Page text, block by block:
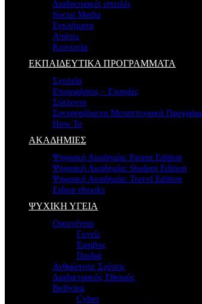
Διαδικτυακές απειλές
Social Media
Εγκλήματα
Απάτες
Κοινωνία
ΕΚΠΑΙΔΕΥΤΙΚΑ ΠΡΟΓΡΑΜΜΑΤΑ
Σχολεία
Επιχειρήσεις – Εταιρίες
Σύλλογοι
Συνεργαζόμενα Μεταπτυχιακά
How To
ΑΚΑΔΗΜΙΕΣ
Ψηφιακή Ακαδημία: Parent Edition
Ψηφιακή Ακαδημία: Student Edition
Ψηφιακή Ακαδημία: Travel Edition
Eshop ebooks
ΨΥΧΙΚΗ ΥΓΕΙΑ
Οικογένεια
Γονείς
Έφηβος
Παιδιά
Ανθρώπινες Σχέσεις
Διαδικτυακός Εθισμός
Bullying
Cyber